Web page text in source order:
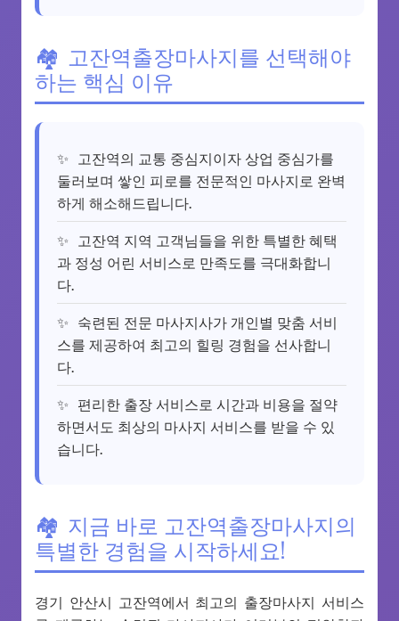
고잔역출장마사지를 선택해야
하는 핵심 이유
고잔역의 교통 중심지이자 상업 중심가를
둘러보며 쌓인 피로를 전문적인 마사지로 완벽
하게 해소해드립니다.
고잔역 지역 고객님들을 위한 특별한 혜택
과 정성 어린 서비스로 만족도를 극대화합니
다.
숙련된 전문 마사지사가 개인별 맞춤 서비
스를 제공하여 최고의 힐링 경험을 선사합니
다.
편리한 출장 서비스로 시간과 비용을 절약
하면서도 최상의 마사지 서비스를 받을 수 있
습니다.
지금 바로 고잔역출장마사지의
특별한 경험을 시작하세요!
경기 안산시 고잔역에서 최고의 출장마사지 서비스